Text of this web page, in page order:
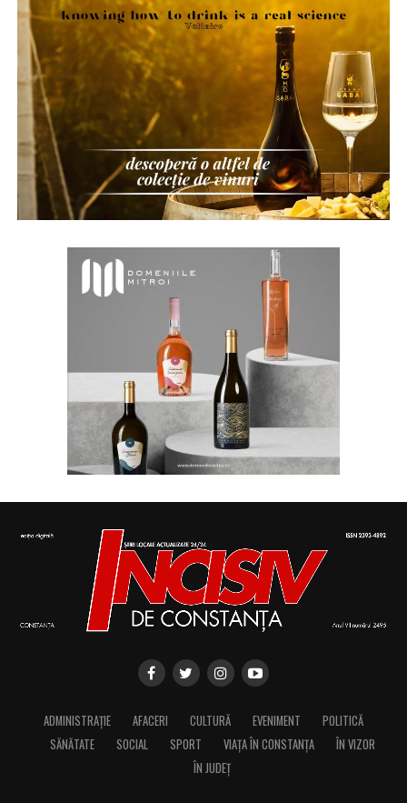
ADMINISTRAȚIE AFACERI CULTURĂ EVENIMENT
POLITICĂ
SĂNĂTATE
SOCIAL SPORT VIAȚA ÎN CONSTANȚA
ÎN VIZOR
ÎN JUDEȚ